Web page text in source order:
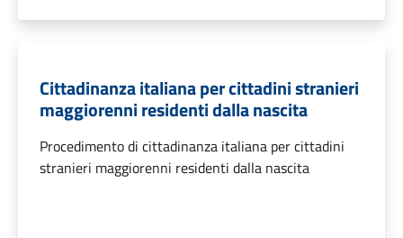
Cittadinanza italiana per cittadini stranieri
maggiorenni residenti dalla nascita
Procedimento di cittadinanza italiana per cittadini
stranieri maggiorenni residenti dalla nascita